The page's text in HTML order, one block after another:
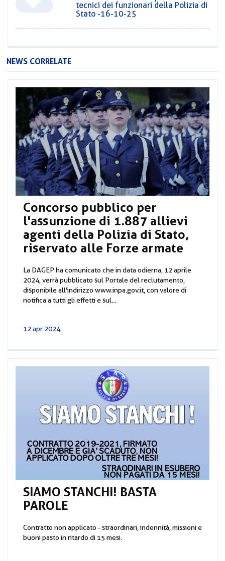
tecnici dei funzionari della Polizia di
Stato -16-10-25
NEWS CORRELATE
Concorso pubblico per
l'assunzione di 1.887 allievi
agenti della Polizia di Stato,
riservato alle Forze armate
La DAGEP ha comunicato che in data odierna, 12 aprile
2024, verrà pubblicato sul Portale del reclutamento,
disponibile all'indirizzo www.inpa.gov.it, con valore di
notifica a tutti gli effetti e sul...
12 apr 2024
SIAMO STANCHI! BASTA
PAROLE
Contratto non applicato - straordinari, indennità, missioni e
buoni pasto in ritardo di 15 mesi.